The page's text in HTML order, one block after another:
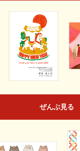
ぜんぶ見る